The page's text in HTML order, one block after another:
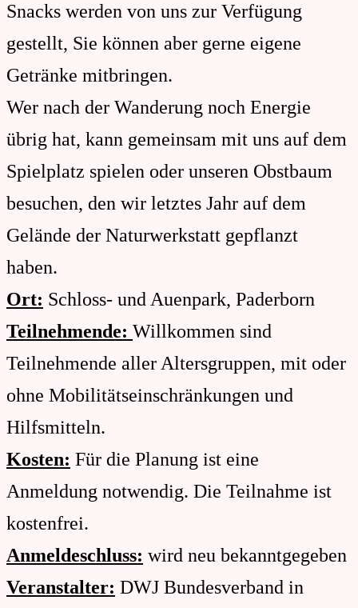
Snacks werden von uns zur Verfügung
gestellt, Sie können aber gerne eigene
Getränke mitbringen.
Wer nach der Wanderung noch Energie
übrig hat, kann gemeinsam mit uns auf dem
Spielplatz spielen oder unseren Obstbaum
besuchen, den wir letztes Jahr auf dem
Gelände der Naturwerkstatt gepflanzt
haben.
Ort: Schloss- und Auenpark, Paderborn
Teilnehmende: Willkommen sind
Teilnehmende aller Altersgruppen, mit oder
ohne Mobilitätseinschränkungen und
Hilfsmitteln.
Kosten: Für die Planung ist eine
Anmeldung notwendig. Die Teilnahme ist
kostenfrei.
Anmeldeschluss: wird neu bekanntgegeben
Veranstalter: DWJ Bundesverband in